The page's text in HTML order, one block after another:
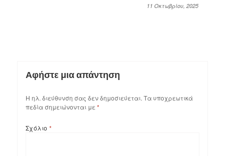
11 Οκτωβρίου, 2025
Αφήστε μια απάντηση
Η ηλ. διεύθυνση σας δεν δημοσιεύεται. Τα υποχρεωτικά
πεδία σημειώνονται με *
Σχόλιο *